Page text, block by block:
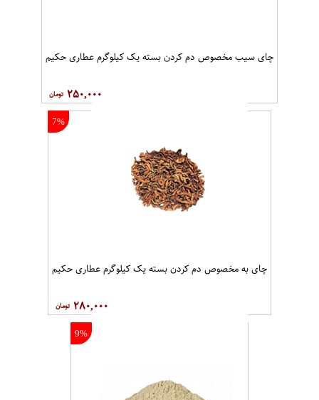
چای سیب مخصوص دم کردن بسته یک کیلوگرم عطاری حکیم
۲۵۰,۰۰۰
7%
چای به مخصوص دم کردن بسته یک کیلوگرم عطاری حکیم
۲۸۰,۰۰۰
9%